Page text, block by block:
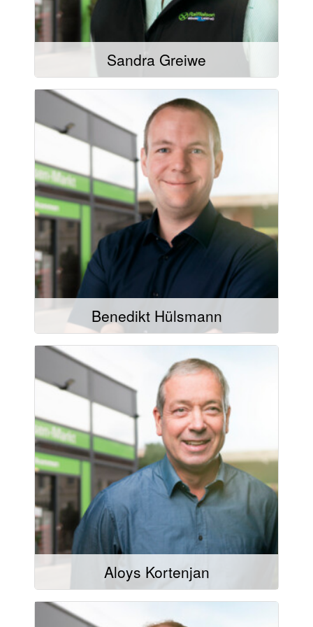
Sandra Greiwe
Benedikt Hülsmann
Mail schreiben
02504/9321-44
02504/9321-20
Aloys Kortenjan
Mail schreiben
02504/9321-42
02504/9321-20